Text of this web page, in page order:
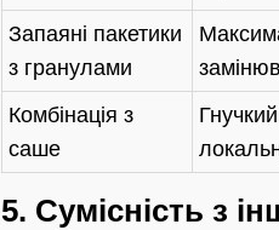
Запаяні пакетики
з гранулами
Комбінація з
саше
5. Сумісність з